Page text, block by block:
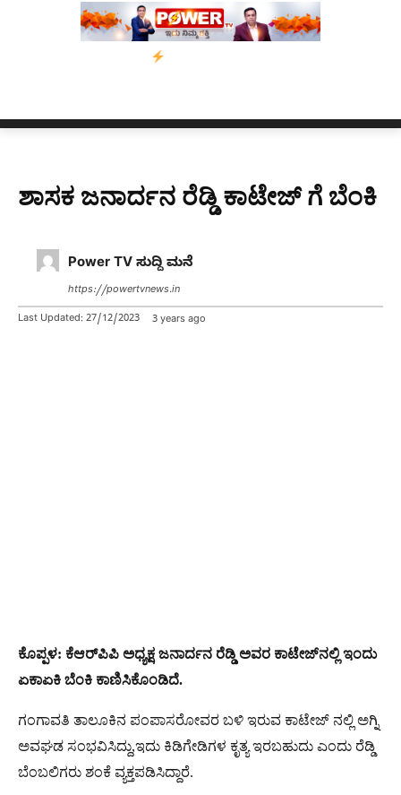
ನ್ಯೂಸ್ ಕಾರ್ಪ್‌ಗೆ ಎಐಯಿಂದ ಸಂಕಷ್ಟ: ಆಸ್ಟ್ರೇಲಿಯಾದಲ್ಲಿ
ಶಾಸಕ ಜನಾರ್ದನ ರೆಡ್ಡಿ ಕಾಟೇಜ್ ಗೆ ಬೆಂಕಿ
Power TV ಸುದ್ದಿ ಮನೆ
https://powertvnews.in
Last Updated: 27/12/2023 3 years ago
ಕೊಪ್ಪಳ: ಕೆಆರ್​ಪಿಪಿ ಅಧ್ಯಕ್ಷ ಜನಾರ್ದನ ರೆಡ್ಡಿ ಅವರ ಕಾಟೇಜ್‌ನಲ್ಲಿ ಇಂದು
ಏಕಾಏಕಿ ಬೆಂಕಿ ಕಾಣಿಸಿಕೊಂಡಿದೆ.
ಗಂಗಾವತಿ ತಾಲೂಕಿನ ಪಂಪಾಸರೋವರ ಬಳಿ ಇರುವ ಕಾಟೇಜ್ ನಲ್ಲಿ ಅಗ್ನಿ
ಅವಘಡ ಸಂಭವಿಸಿದ್ದು,ಇದು ಕಿಡಿಗೇಡಿಗಳ ಕೃತ್ಯ ಇರಬಹುದು ಎಂದು ರೆಡ್ಡಿ
ಬೆಂಬಲಿಗರು ಶಂಕೆ ವ್ಯಕ್ತಪಡಿಸಿದ್ದಾರೆ.